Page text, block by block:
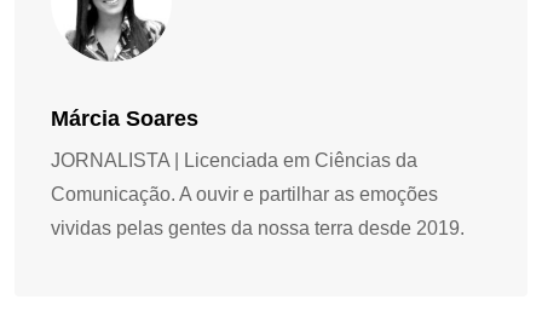
Márcia Soares
JORNALISTA | Licenciada em Ciências da
Comunicação. A ouvir e partilhar as emoções
vividas pelas gentes da nossa terra desde 2019.